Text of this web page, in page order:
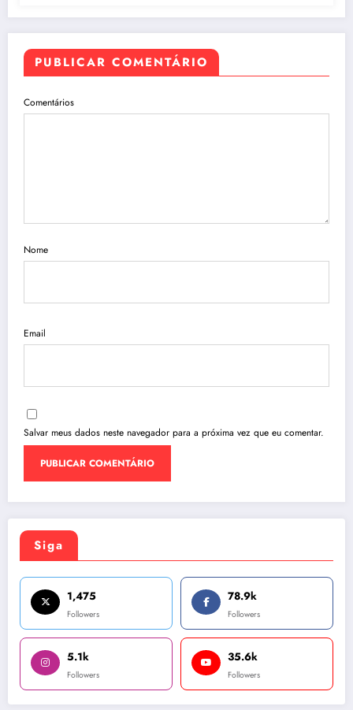
PUBLICAR COMENTÁRIO
Comentários
Nome
Email
Salvar meus dados neste navegador para a próxima vez que eu comentar.
Siga
1,475
Followers
78.9k
Followers
5.1k
Followers
35.6k
Followers